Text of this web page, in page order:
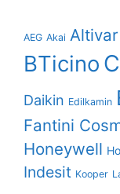
AEG Akai Altivar
BTicino
Daikin Edilkamin
Fantini
Honeywell
Indesit Kooper